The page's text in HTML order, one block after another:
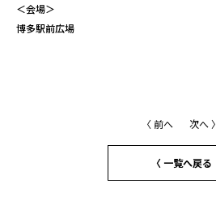
＜会場＞
博多駅前広場
〈 前へ 次へ 〉
〈 一覧へ戻る